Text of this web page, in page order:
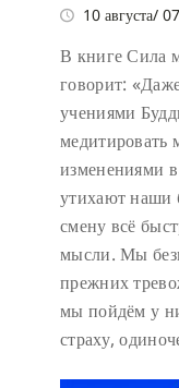
10 августа/
В книге Сила
говорит:
учениями
медитировать
изменениями
утихают наши
смену всё
мысли. Мы
прежних
мы пойдём у
страху,